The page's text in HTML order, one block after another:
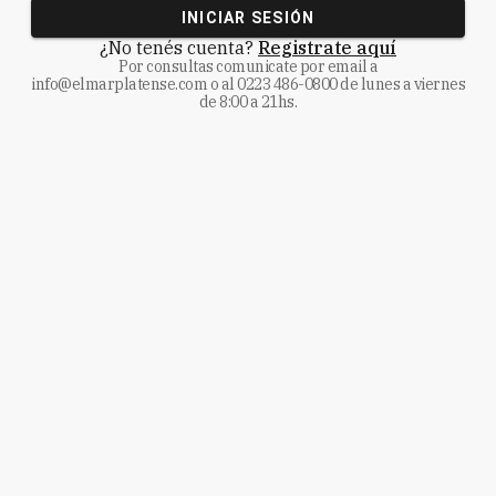
INICIAR SESIÓN
¿No tenés cuenta? Registrate aquí
Por consultas comunicate por email a
info@elmarplatense.como al0223 486-0800de lunes a viernes
de 8:00 a 21hs.